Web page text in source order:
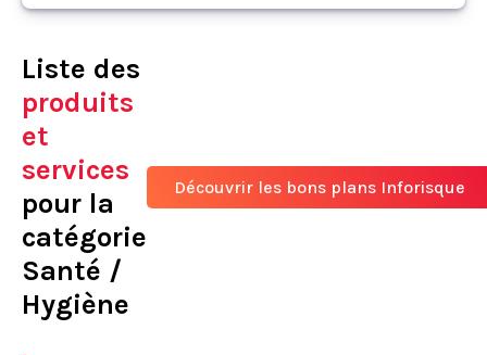
Liste des
produits
et
services
pour la
catégorie
Santé /
Hygiène
Découvrir les bons plans Inforisque